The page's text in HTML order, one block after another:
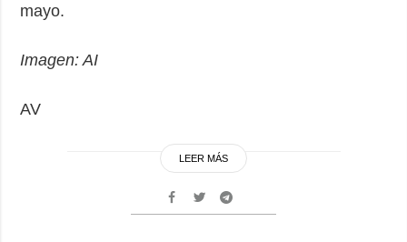
mayo.
Imagen: AI
AV
LEER MÁS